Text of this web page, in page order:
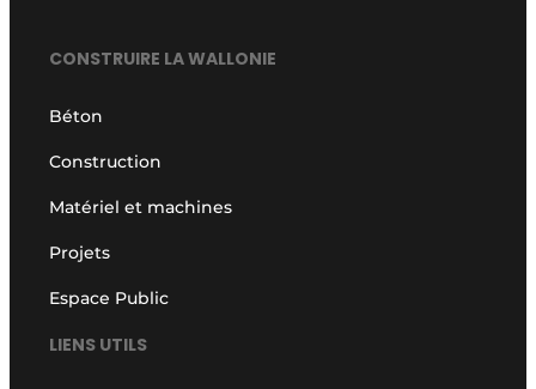
CONSTRUIRE LA WALLONIE
Béton
Construction
Matériel et machines
Projets
Espace Public
LIENS UTILS